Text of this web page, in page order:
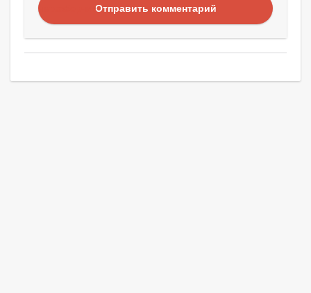
Отправить комментарий